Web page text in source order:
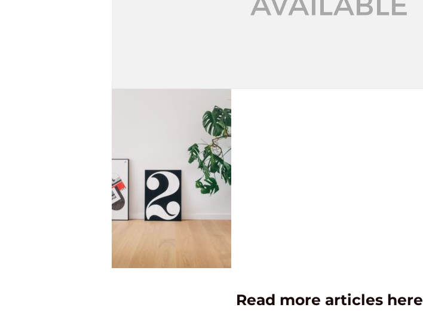
Read more articles here